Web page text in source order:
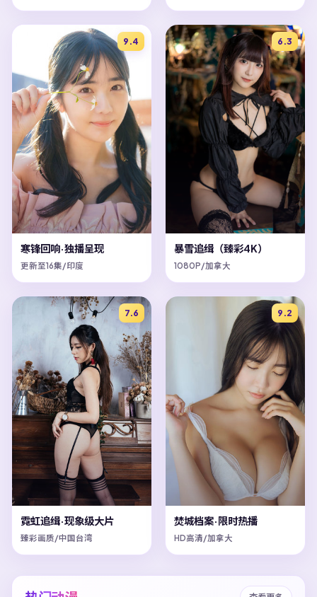
9.4
寒锋回响·独播呈现
更新至16集/印度
6.3
暴雪追缉（臻彩4K）
1080P/加拿大
7.6
霓虹追缉·现象级大片
臻彩画质/中国台湾
9.2
焚城档案·限时热播
HD高清/加拿大